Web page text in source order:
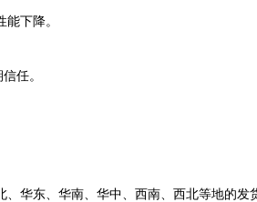
下降。
任。
华东、华南、华中、西南、西北等地的发